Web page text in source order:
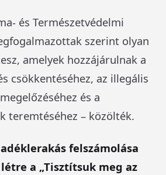
és Természetvédelmi
szerint olyan
amelyek hozzájárulnak a
csökkentéséhez, az illegális
és a
teremtéséhez – közölték.
felszámolása
a „Tisztítsuk meg az